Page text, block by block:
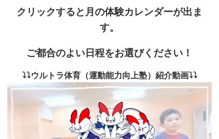
クリックすると月の体験カレンダーが出ま
す。
ご都合のよい日程をお選びください！
⤵⤵ウルトラ体育（運動能力向上塾）紹介動画⤵⤵